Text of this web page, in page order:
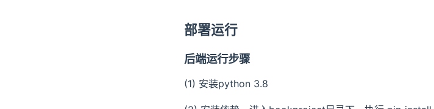
部署运行
后端运行步骤
(1) 安装python 3.8